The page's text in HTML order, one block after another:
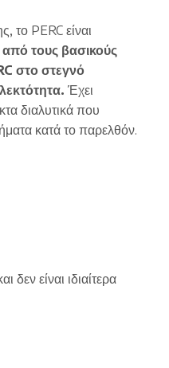
το PERC είναι
τους βασικούς
στο στεγνό
Έχει
διαλυτικά που
κατά το παρελθόν.
δεν είναι ιδιαίτερα